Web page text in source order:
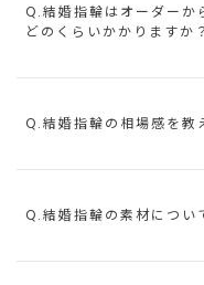
Q.結婚指輪はオーダーか
どのくらいかかりますか？
Q.結婚指輪の相場感を教
Q.結婚指輪の素材につい